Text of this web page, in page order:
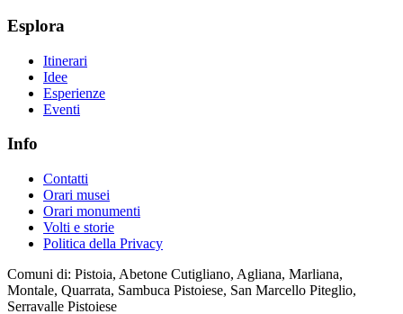
Esplora
Itinerari
Idee
Esperienze
Eventi
Info
Contatti
Orari musei
Orari monumenti
Volti e storie
Politica della Privacy
Comuni di: Pistoia, Abetone Cutigliano, Agliana, Marliana,
Montale, Quarrata, Sambuca Pistoiese, San Marcello Piteglio,
Serravalle Pistoiese